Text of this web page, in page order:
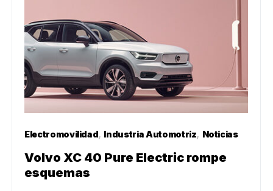
Electromovilidad Industria Automotriz Noticias
Volvo XC 40 Pure Electric rompe
esquemas